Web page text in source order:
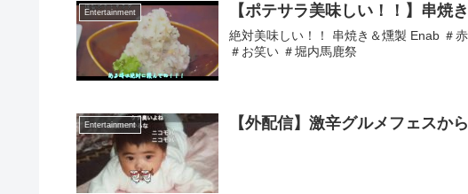
Entertainment 【ポテサラ美味しい！！】串焼
絶対美味しい！！ 串焼き＆燻製 Enab ＃
＃お笑い ＃堀内馬鹿祭
Entertainment 【外配信】激辛グルメフェスか